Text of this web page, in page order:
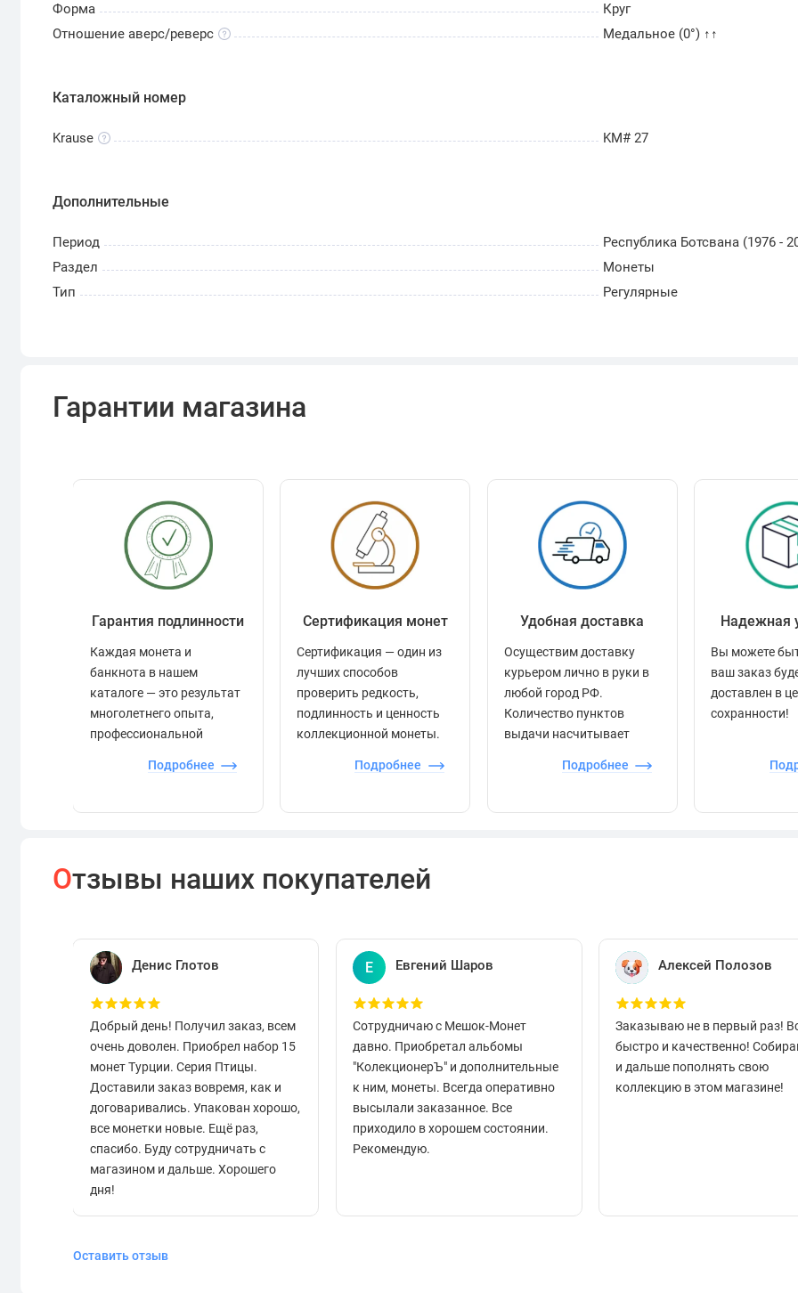
Форма
Круг
Отношение аверс/реверс
Медальное (0°) ↑↑
Каталожный номер
Krause KM# 27
Дополнительные
Период
Республика Ботсвана (1976 -
Раздел
Монеты
Тип
Регулярные
Гарантии магазина
Гарантия подлинности
Каждая монета и
банкнота в нашем
каталоге — это результат
многолетнего опыта,
профессиональной
контроля.
Подробнее
Сертификация монет
Сертификация — один из
лучших способов
проверить редкость,
подлинность и ценность
коллекционной монеты.
Подробнее
Удобная доставка
Осуществим доставку
курьером лично в руки в
любой город РФ.
Количество пунктов
выдачи насчитывает
всей стране.
Подробнее
Надежная
Вы можете
ваш заказ
доставлен в
сохранности!
Отзывы наших покупателей
Денис Глотов
Добрый день! Получил заказ, всем
очень доволен. Приобрел набор 15
монет Турции. Серия Птицы.
Доставили заказ вовремя, как и
договаривались. Упакован хорошо,
все монетки новые. Ещё раз,
спасибо. Буду сотрудничать с
магазином и дальше. Хорошего
дня!
Е Евгений Шаров
Сотрудничаю с Мешок-Монет
давно. Приобретал альбомы
"КолекционерЪ" и дополнительные
к ним, монеты. Всегда оперативно
высылали заказанное. Все
приходило в хорошем состоянии.
Рекомендую.
Алексей Полозов
Заказываю не в первый раз!
быстро и качественно!
и дальше пополнять свою
коллекцию в этом магазине!
Оставить отзыв